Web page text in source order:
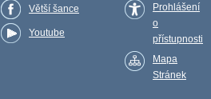
Větší šance
Youtube
Prohlášení
o
přístupnosti
Mapa
Stránek